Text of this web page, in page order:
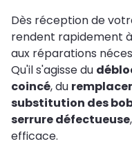
Dès réception de
rendent rapidement
aux réparations
Qu'il s'agisse du
coincé, du
substitution des
serrure défectueuse
efficace.